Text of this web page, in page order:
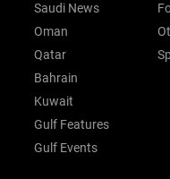
Saudi News
Oman
Qatar
Bahrain
Kuwait
Gulf Features
Gulf Events